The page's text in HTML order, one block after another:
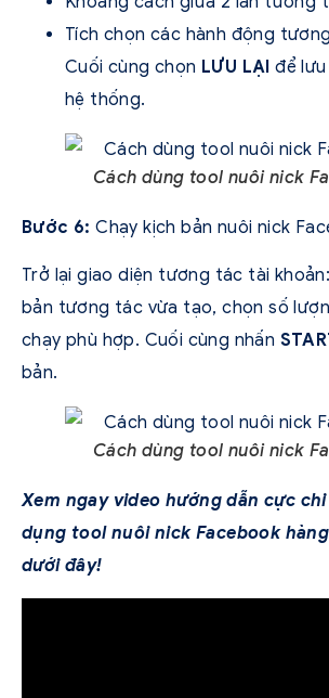
Tích chọn các hành động
Cuối cùng chọn LƯU LẠI để
hệ thống.
Cách dùng tool nuôi nick
Bước 6:Chạy kịch bản nuôi nick
Trở lại giao diện tương tác tài
bản tương tác vừa tạo, chọn số
chạy phù hợp. Cuối cùng nhấn
bản.
Cách dùng tool nuôi nick
Xem ngay video hướng dẫn cực
dụng tool nuôi nick Facebook
dưới đây!